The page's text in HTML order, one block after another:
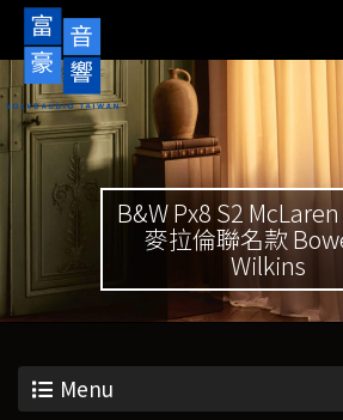
B&W Px8 S2
麥拉倫聯名款
Wilkins
Menu